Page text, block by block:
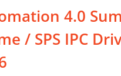
4.0
/ SPS IPC